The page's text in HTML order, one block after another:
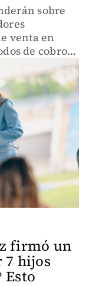
sobre
venta en
de cobro
firmó un
7 hijos
Esto